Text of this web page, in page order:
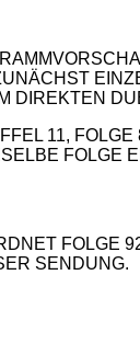
11,
FOLGE
FOLGE
SENDUNG.
2